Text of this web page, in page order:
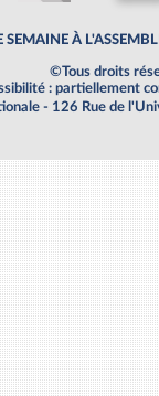
SEMAINE À
©Tous droits
: partiellement
- 126 Rue de